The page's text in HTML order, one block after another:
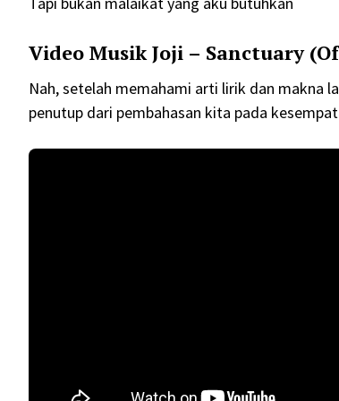
Video Musik Joji – Sanctuary
Nah, setelah memahami arti lirik dan makna
penutup dari pembahasan kita pada